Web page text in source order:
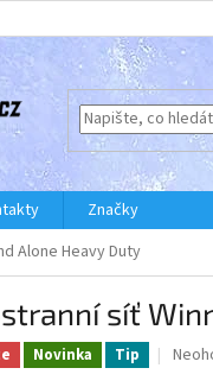
Značky
Alone Heavy Duty
síť
Novinka Tip